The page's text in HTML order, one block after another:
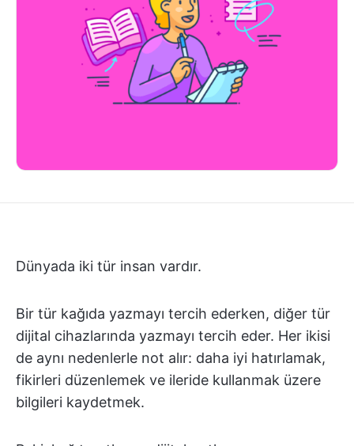
Dünyada iki tür insan vardır.
Bir tür kağıda yazmayı tercih ederken, diğer tür
dijital cihazlarında yazmayı tercih eder. Her ikisi
de aynı nedenlerle not alır: daha iyi hatırlamak,
fikirleri düzenlemek ve ileride kullanmak üzere
bilgileri kaydetmek.